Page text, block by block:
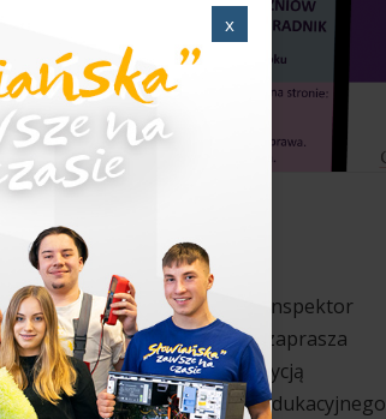
x
Konkurs GIODO
Już po raz kolejny Generalny Inspektor
Ochrony Danych Osobowych zaprasza
uczniów szkół objętych VIII edycją
Ogólnopolskiego Programu Edukacyjnego